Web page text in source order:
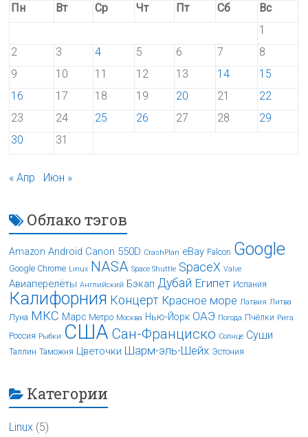
Пн
Вт Ср Чт Пт Сб
Вс
1
2
3 4 5 6 7
8
9
10 11 12 13 14
15
16
17 18 19 20 21
22
23
24 25 26 27 28
29
30
31
« Апр Июн »
Облако тэгов
Amazon Android Canon 550D CrashPlan eBay Falcon Google
Google Chrome Linux NASA Space Shuttle SpaceX Valve
Авиаперелёты Английский Бэкап Дубай Египет Испания
Калифорния Концерт Красное море Латвия Литва
Луна МКС Марс Метро Москва Нью-Йорк ОАЭ Погода Пчёлки Рига
Россия Рыбки США Сан-Франциско Солнце Суши
Таллин Таможня Цветочки Шарм-эль-Шейх Эстония
Категории
Linux (5)